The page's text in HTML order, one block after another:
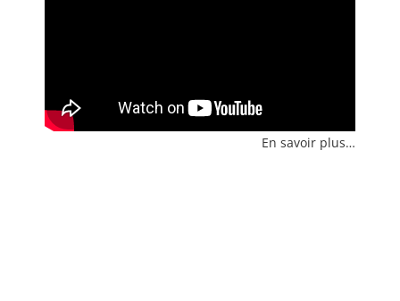
En savoir plus…